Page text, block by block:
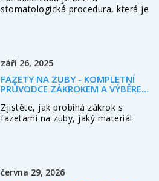
stomatologická procedura, která je
jako zubní implantáty.
září 26, 2025
FAZETY NA ZUBY - KOMPLETNÍ
PRŮVODCE ZÁKROKEM A VÝBĚREM
Zjistěte, jak probíhá zákrok s
fazetami na zuby, jaký materiál
června 29, 2026